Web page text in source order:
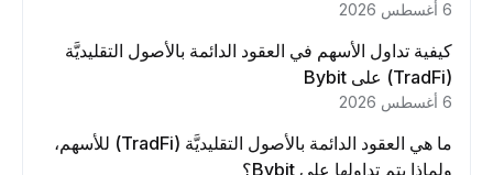
كيفية تداول الأسهم في العقود الدائمة بالأصول التقليديَّة
ما هي العقود الدائمة بالأصول التقليديَّة (TradFi) للأسهم،
ولماذا يتم تداولها على Bybit؟